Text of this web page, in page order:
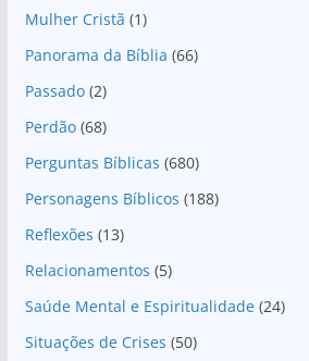
Mulher Cristã (1)
Panorama da Bíblia (66)
Passado(2)
Perdão(68)
Perguntas Bíblicas (680)
Personagens Bíblicos (188)
Reflexões (13)
Relacionamentos (5)
Saúde Mental e Espiritualidade(24)
Situações de Crises (50)